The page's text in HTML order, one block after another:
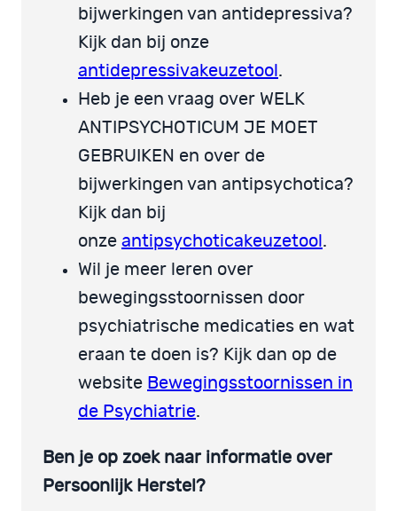
bijwerkingen van antidepressiva?
Kijk dan bij onze
antidepressivakeuzetool .
Heb je een vraag over WELK
ANTIPSYCHOTICUM JE MOET
GEBRUIKEN en over de
bijwerkingen van antipsychotica?
Kijk dan bij
onze antipsychoticakeuzetool .
Wil je meer leren over
bewegingsstoornissen door
psychiatrische medicaties en wat
eraan te doen is? Kijk dan op de
website Bewegingsstoornissen in
de Psychiatrie.
Ben je op zoek naar informatie over
Persoonlijk Herstel?